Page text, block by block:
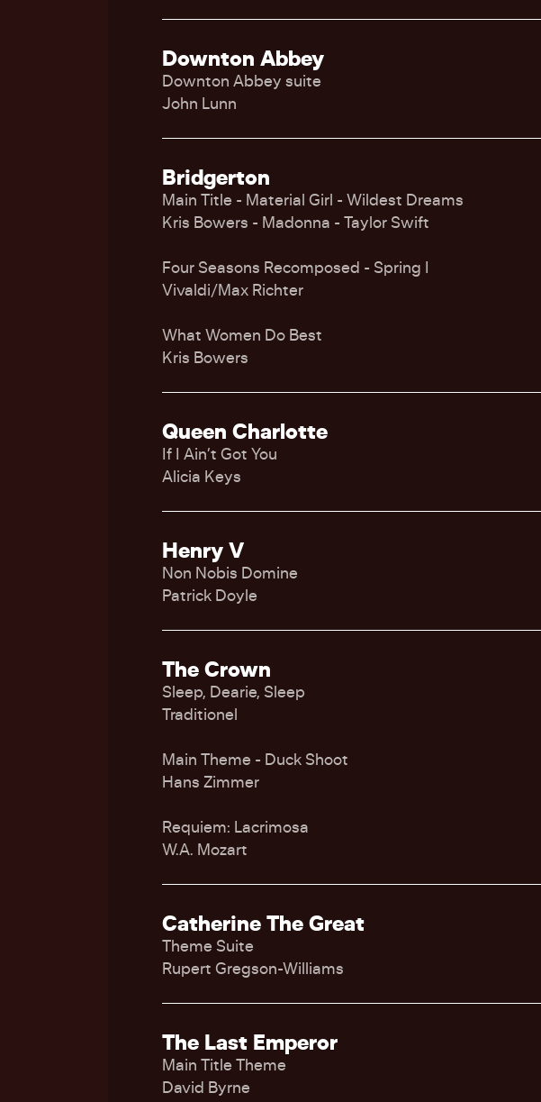
Downton Abbey
Downton Abbey suite
John Lunn
Bridgerton
Main Title - Material Girl - Wildest Dreams
Kris Bowers - Madonna - Taylor Swift
Four Seasons Recomposed - Spring I
Vivaldi/Max Richter
What Women Do Best
Kris Bowers
Queen Charlotte
If I Ain’t Got You
Alicia Keys
Henry V
Non Nobis Domine
Patrick Doyle
The Crown
Sleep, Dearie, Sleep
Traditionel
Main Theme - Duck Shoot
Hans Zimmer
Requiem: Lacrimosa
W.A. Mozart
Catherine The Great
Theme Suite
Rupert Gregson-Williams
The Last Emperor
Main Title Theme
David Byrne